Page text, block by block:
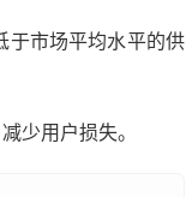
于市场平均水平的供
少用户损失。